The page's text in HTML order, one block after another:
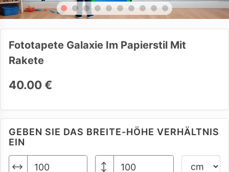
Fototapete Galaxie Im Papierstil Mit
Rakete
40.00 €
GEBEN SIE DAS BREITE-HÖHE VERHÄLTNIS
EIN